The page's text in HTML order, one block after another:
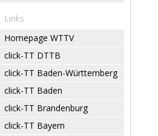
Links
Homepage WTTV
click-TT DTTB
click-TT Baden-Württemberg
click-TT Baden
click-TT Brandenburg
click-TT Bayern